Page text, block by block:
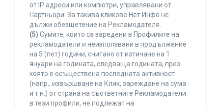
от IP адреси или компютри, управлявани от
Партньори. За такива кликове Нет Инфо не
дължи обезщетение на Рекламодателя.
(5) Сумите, които са заредени в Профилите на
рекламодатели и неизползвани в продължение
на 5 (пет) години, считано от изтичане на 1
януари на годината, следваща годината, през
която е осъществена последната активност
(напр., извършване на Клик, зареждане на сума
и т.н.) от страна на съответните Рекламодатели
в тези профили, не подлежат на